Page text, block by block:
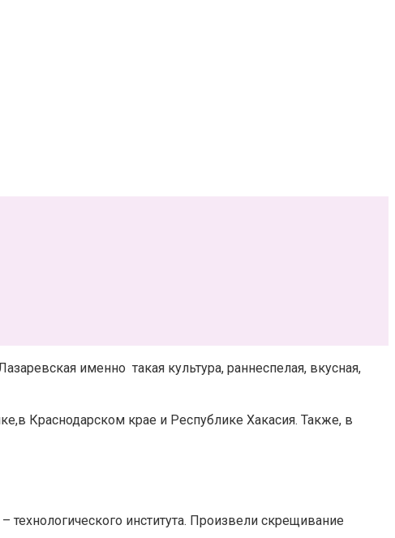
именно такая культура, раннеспелая, вкусная,
Краснодарском крае и Республике Хакасия. Также, в
института. Произвели скрещивание